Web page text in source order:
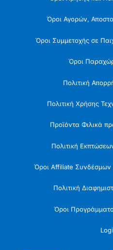
Όροι Αγορών,
Όροι Συμμετοχής σε
Όροι
Πολιτική
Πολιτική Χρήσης
Προϊόντα Φιλικά
Πολιτική
Όροι Affiliate Συνδέσμων
Πολιτική
Όροι